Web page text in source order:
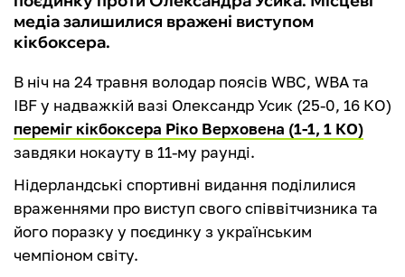
медіа залишилися вражені виступом
кікбоксера.
В ніч на 24 травня володар поясів WBC, WBA та
IBF у надважкій вазі Олександр Усик (25‑0, 16 КО)
переміг кікбоксера Ріко Верховена (1‑1, 1 КО)
завдяки нокауту в 11-му раунді.
Нідерландські спортивні видання поділилися
враженнями про виступ свого співвітчизника та
його поразку у поєдинку з українським
чемпіоном світу.